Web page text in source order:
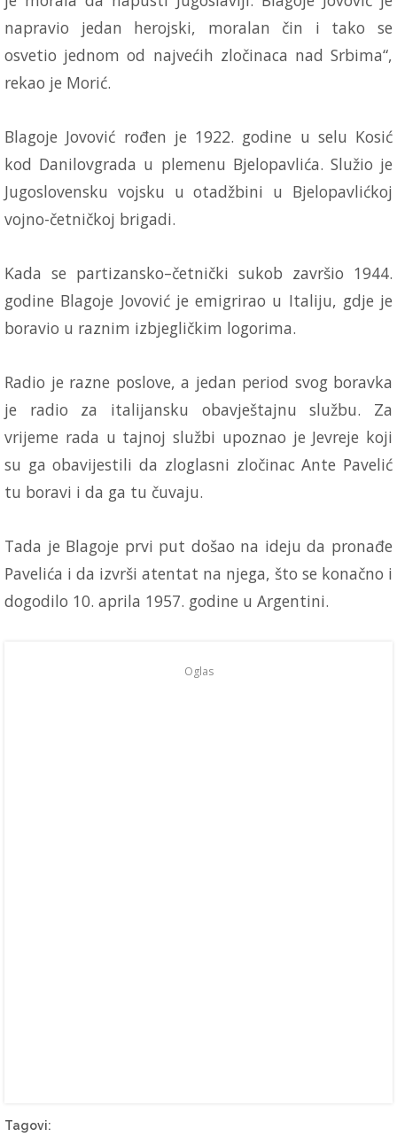
napravio jedan herojski, moralan čin i tako se
osvetio jednom od najvećih zločinaca nad Srbima“,
rekao je Morić.
Blagoje Jovović rođen je 1922. godine u selu Kosić
kod Danilovgrada u plemenu Bjelopavlića. Služio je
Jugoslovensku vojsku u otadžbini u Bjelopavlićkoj
vojno-četničkoj brigadi.
Kada se partizansko–četnički sukob završio 1944.
godine Blagoje Jovović je emigrirao u Italiju, gdje je
boravio u raznim izbjegličkim logorima.
Radio je razne poslove, a jedan period svog boravka
je radio za italijansku obavještajnu službu. Za
vrijeme rada u tajnoj službi upoznao je Jevreje koji
su ga obavijestili da zloglasni zločinac Ante Pavelić
tu boravi i da ga tu čuvaju.
Tada je Blagoje prvi put došao na ideju da pronađe
Pavelića i da izvrši atentat na njega, što se konačno i
dogodilo 10. aprila 1957. godine u Argentini.
Oglas
Tagovi: